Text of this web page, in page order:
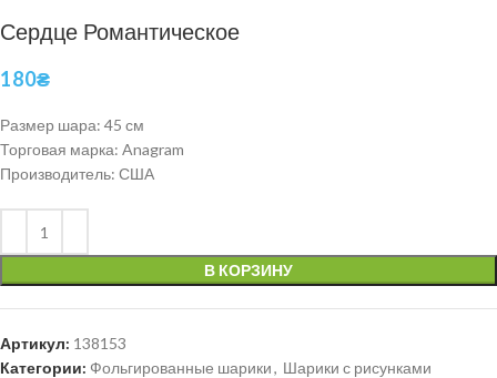
Сердце Романтическое
180₴
Размер шара: 45 см
Торговая марка: Anagram
Производитель: США
В КОРЗИНУ
Артикул: 138153
Категории: Фольгированные шарики, Шарики с рисунками